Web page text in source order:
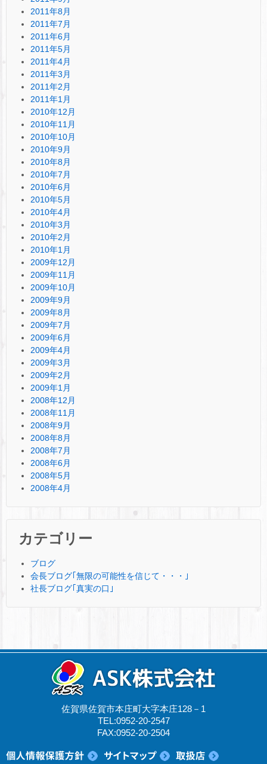
2011年8月
2011年7月
2011年6月
2011年5月
2011年4月
2011年3月
2011年2月
2011年1月
2010年12月
2010年11月
2010年10月
2010年9月
2010年8月
2010年7月
2010年6月
2010年5月
2010年4月
2010年3月
2010年2月
2010年1月
2009年12月
2009年11月
2009年10月
2009年9月
2009年8月
2009年7月
2009年6月
2009年4月
2009年3月
2009年2月
2009年1月
2008年12月
2008年11月
2008年9月
2008年8月
2008年7月
2008年6月
2008年5月
2008年4月
カテゴリー
ブログ
会長ブログ｢無限の可能性を信じて・・・｣
社長ブログ｢真実の口｣
佐賀県佐賀市本庄町大字本庄128－1
TEL:0952-20-2547
FAX:0952-20-2504